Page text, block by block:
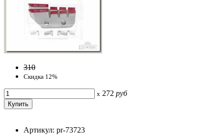
310
Скидка 12%
x 272 руб
Артикул: pr-73723